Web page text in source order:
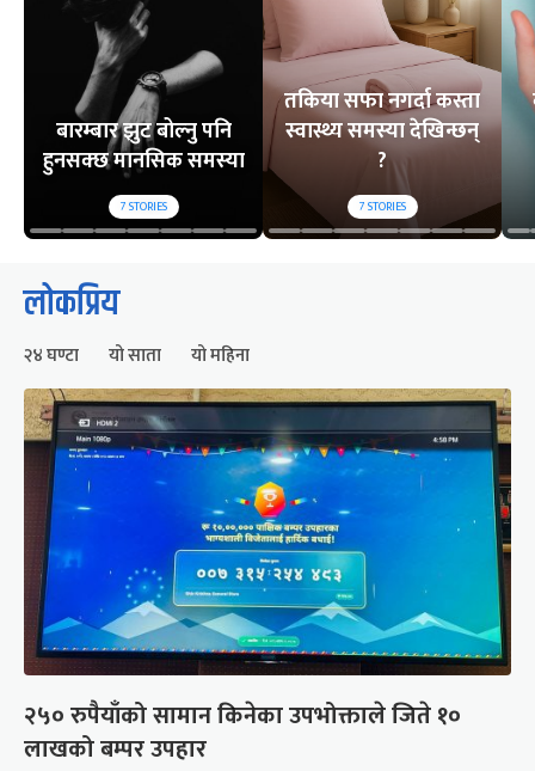
बारम्बार झुट बोल्नु पनि
हुनसक्छ मानसिक समस्या
7STORIES
तकिया सफा नगर्दा कस्ता
स्वास्थ्य समस्या देखिन्छन्
?
7STORIES
लोकप्रिय
२४ घण्टा यो साता यो महिना
२५० रुपैयाँको सामान किनेका उपभोक्ताले जिते १०
लाखको बम्पर उपहार